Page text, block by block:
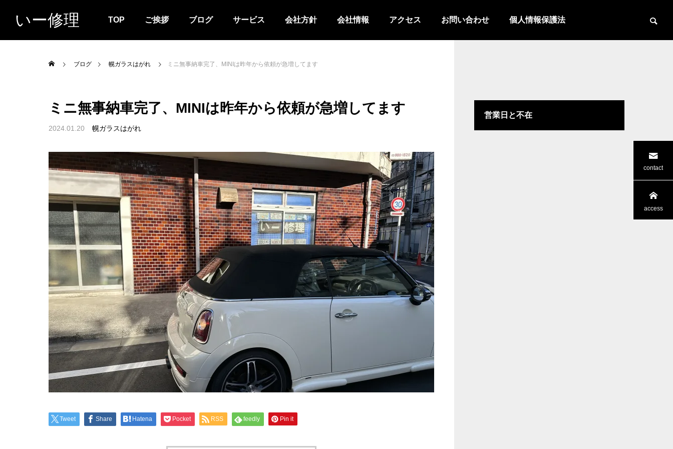
いー修理 TOP ご挨拶 ブログ サービス 会社方針 会社情報 アクセス お問い合わせ 個人情報保護法
ブログ 幌ガラスはがれ ミニ無事納車完了、MINIは昨年から依頼が急増してます
ミニ無事納車完了、MINIは昨年から依頼が急増してます
2024.01.20 幌ガラスはがれ
Tweet Share Hatena Pocket RSS feedly Pin it
営業日と不在
contact
access